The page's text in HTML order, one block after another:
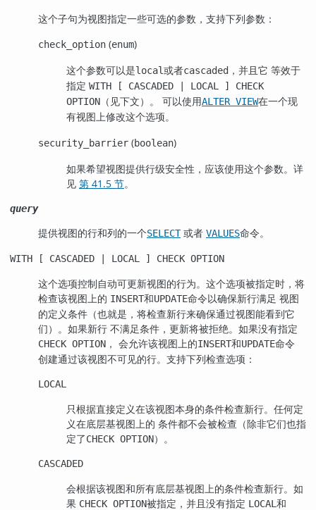
这个子句为视图指定一些可选的参数，支持下列参数：
check_option (enum)
这个参数可以是local或者cascaded ，并且它 等效于
指定 WITH [ CASCADED | LOCAL ] CHECK
OPTION （见下文）。 可以使用ALTER VIEW在一个现
有视图上修改这个选项。
security_barrier (boolean)
如果希望视图提供行级安全性，应该使用这个参数。详
见 第 41.5 节。
query
提供视图的行和列的一个SELECT或者 VALUES命令。
WITH [ CASCADED | LOCAL ] CHECK OPTION
这个选项控制自动可更新视图的行为。这个选项被指定时，将
检查该视图上的 INSERT和UPDATE命令以确保新行满足 视图
的定义条件（也就是，将检查新行来确保通过视图能看到它
们）。如果新行 不满足条件，更新将被拒绝。如果没有指定
CHECK OPTION ， 会允许该视图上的INSERT和UPDATE命令
创建通过该视图不可见的行。支持下列检查选项：
LOCAL
只根据直接定义在该视图本身的条件检查新行。任何定
义在底层基视图上的 条件都不会被检查（除非它们也指
定了CHECK OPTION）。
CASCADED
会根据该视图和所有底层基视图上的条件检查新行。如
果 CHECK OPTION被指定，并且没有指定 LOCAL和